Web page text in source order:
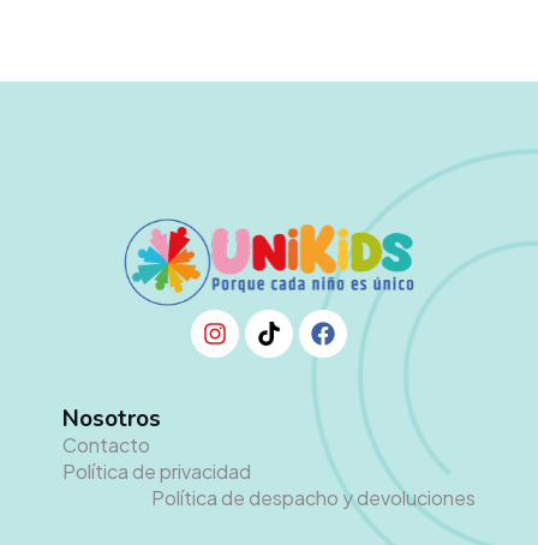
Nosotros
Contacto
Política de privacidad
Política de despacho y devoluciones